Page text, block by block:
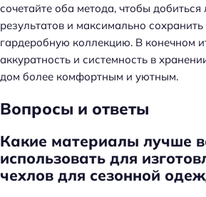
сочетайте оба метода, чтобы добиться
результатов и максимально
гардеробную коллекцию. В конечном
аккуратность и системность в
дом более комфортным и уютным.
Вопросы и ответы
Какие материалы лучше
использовать для
чехлов для сезонной